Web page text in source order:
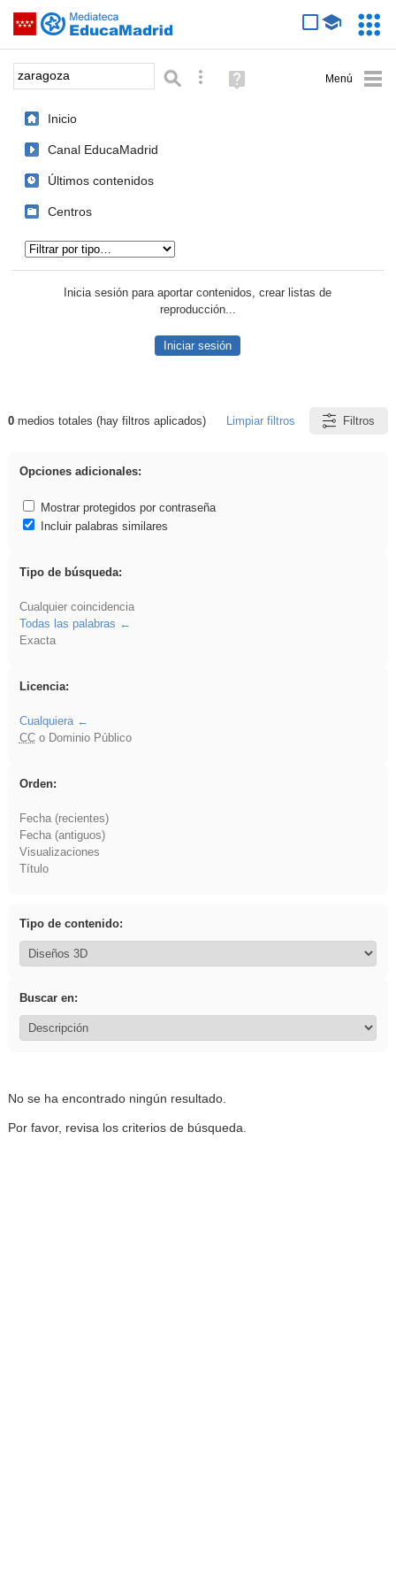
Saltar navegación
Palabra o frase: Búsqueda avanzada
Ayuda
(en
Inicio
Canal EducaMadrid
Últimos contenidos
Centros
Inicia sesión para aportar contenidos, crear listas de
reproducción...
Iniciar sesión
Resultados de: zaragoza
0medios totales (hay filtros aplicados) Limpiar filtros Filtros
Opciones adicionales:
Mostrar protegidos por contraseña
Incluir palabras similares
Tipo de búsqueda:
Cualquier coincidencia
Todas las palabras
Exacta
Licencia:
Cualquiera
CCo Dominio Público
Orden:
Fecha (recientes)
Fecha (antiguos)
Visualizaciones
Título
Tipo de contenido:
Buscar en:
No se ha encontrado ningún resultado.
Por favor, revisa los criterios de búsqueda.